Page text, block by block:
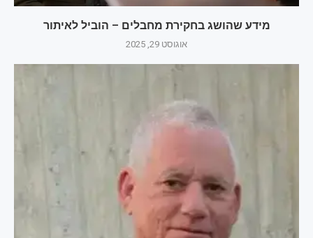
מידע שהושג בחקירת מחבלים – הוביל לאיתור
אוגוסט 29, 2025